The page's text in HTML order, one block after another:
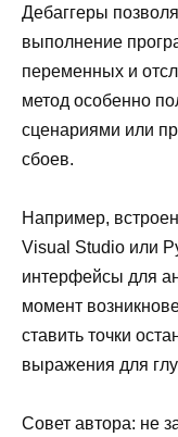
Дебаггеры
выполнение
переменных и
метод особенно
сценариями или
сбоев.
Например,
Visual Studio или
интерфейсы для
момент
ставить точки
выражения для
Совет автора: не